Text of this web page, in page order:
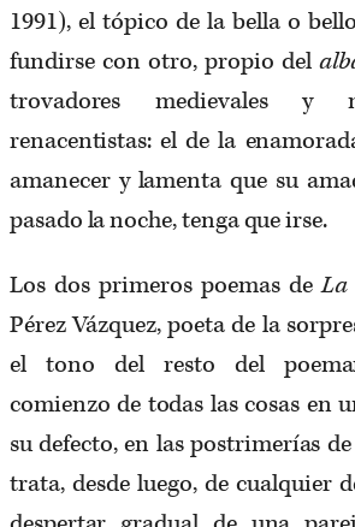
1991), el tópico de la bella o
fundirse con otro, propio del
trovadores medievales y
renacentistas: el de la
amanecer y lamenta que su
pasado la noche, tenga que irse.
Los dos primeros poemas deLa
Pérez Vázquez, poeta de la
el tono del resto del
comienzo de todas las cosas en
su defecto, en las postrimerías
trata, desde luego, de cualquier